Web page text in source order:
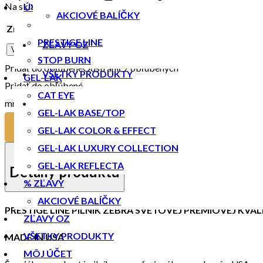
AKCIOVÉ BALÍČKY
ZĽAVY OZ
VŠETKY PRODUKTY
ÚV GÉL
PRESTIGE LINE
STOP BURN
GEL-LAK
CAT EYE
GEL-LAK BASE/TOP
GEL-LAK COLOR & EFFECT
GEL-LAK LUXURY COLLECTION
GEL-LAK REFLECTA
% ZĽAVY
AKCIOVÉ BALÍČKY
ZĽAVY OZ
VŠETKY PRODUKTY
MÔJ ÚČET
Na sklade
Zrnitosť
Vymazať
Pridať do obľúbenéOdstrániť z obľúbených
Pridať do obľúbené
množstvo Prestige line - Sponge
PRIDAŤ DO KOŠÍKA
Detaily produktu
PRESTIGE LINE PILNÍK ZEBRA SVETOVEJ PRÉMIOVEJ
MADE IN USA